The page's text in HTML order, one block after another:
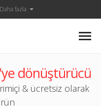
Daha fazla
dönüştürücü
& ücretsiz olarak